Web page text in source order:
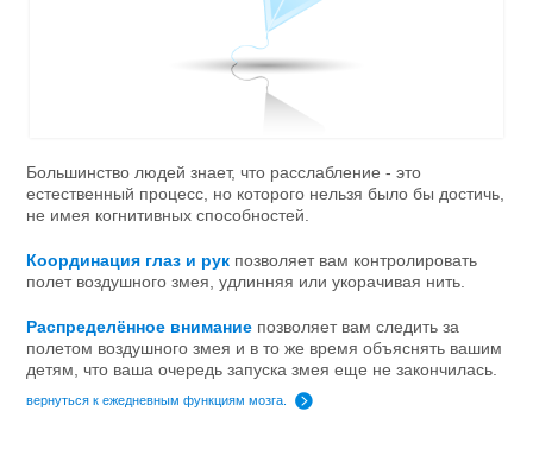
Большинство людей знает, что расслабление - это
естественный процесс, но которого нельзя было бы достичь,
не имея когнитивных способностей.
Координация глаз и рук позволяет вам контролировать
полет воздушного змея, удлинняя или укорачивая нить.
Распределённое внимание позволяет вам следить за
полетом воздушного змея и в то же время объяснять вашим
детям, что ваша очередь запуска змея еще не закончилась.
вернуться к ежедневным функциям мозга.